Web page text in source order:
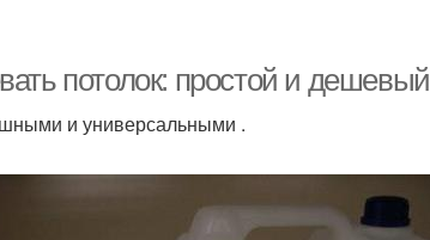
потолок: простой и дешевый
и универсальными .